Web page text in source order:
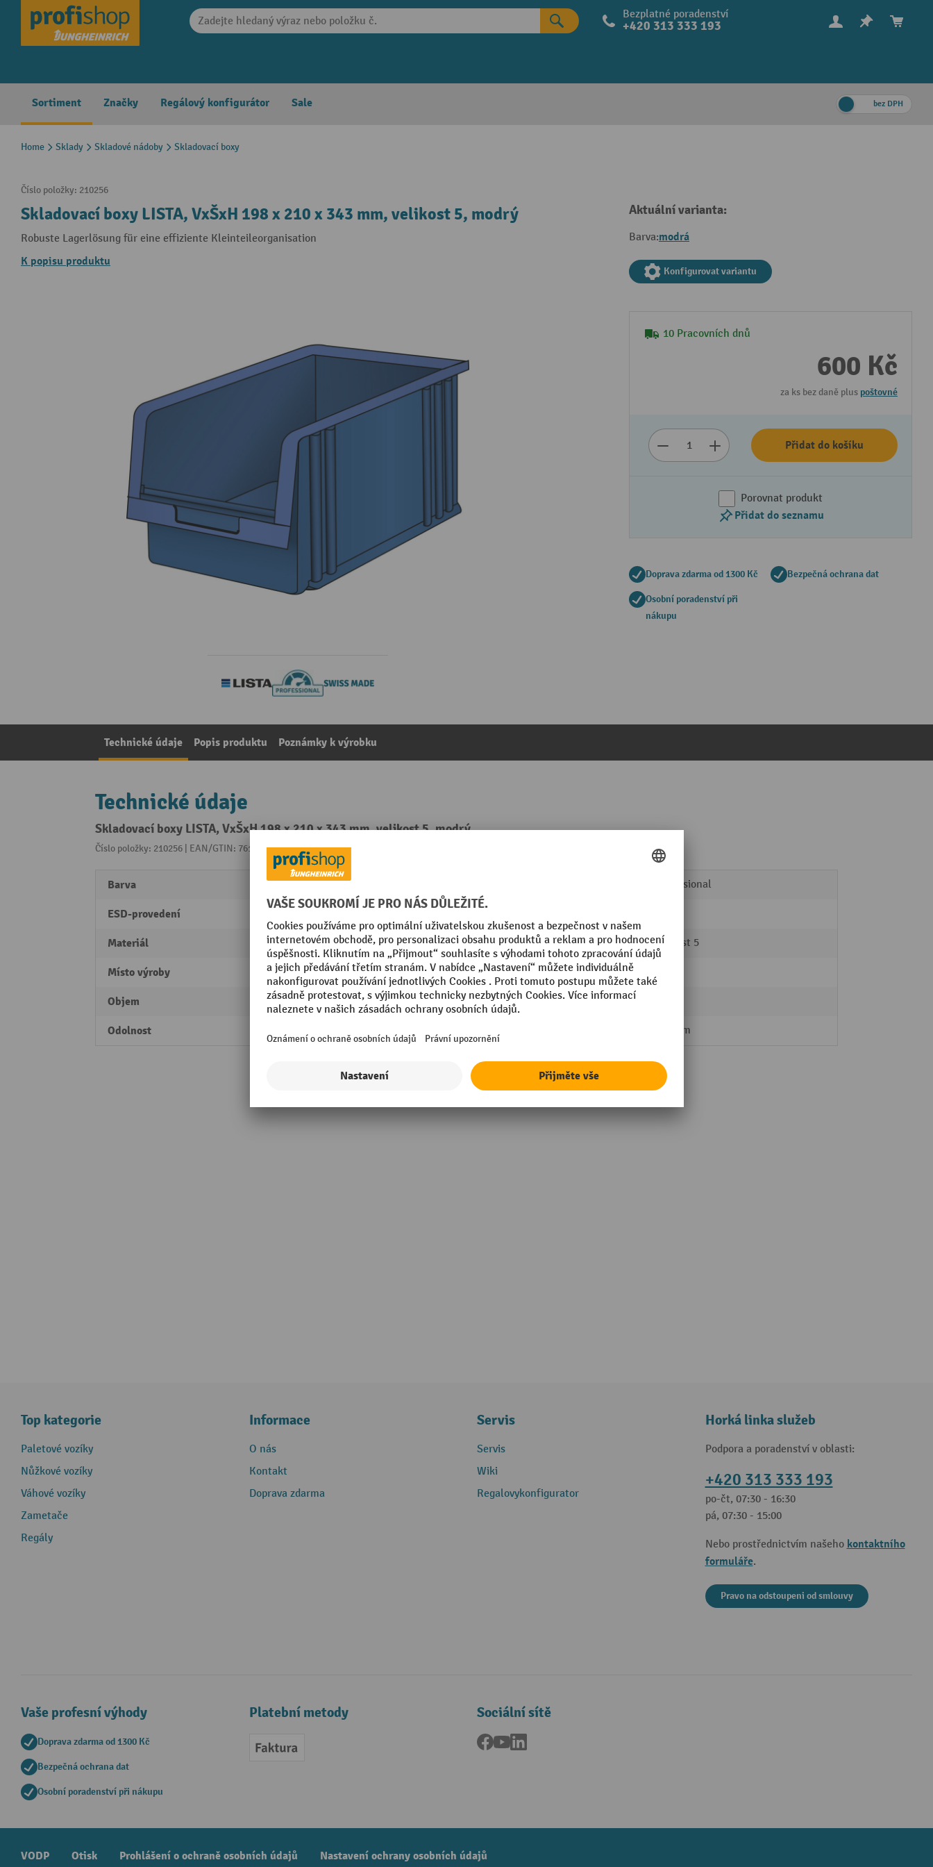
Skip to main navigation Bezplatné poradenství
+420 313 333 193
Sortiment Značky Regálový konfigurátor Sale bez DPH
Home Sklady Skladové nádoby Skladovací boxy
Číslo položky: 210256
Skladovací boxy LISTA, VxŠxH 198 x 210 x 343 mm, velikost 5, modrý
Robuste Lagerlösung für eine effiziente Kleinteileorganisation
K popisu produktu
Aktuální varianta:
Barva:modrá
Konfigurovat variantu
10 Pracovních dnů
600 Kč
za ks bez daně plus poštovné
Přidat do košíku
Porovnat produkt
Přidat do seznamu
Doprava zdarma od 1300 Kč Bezpečná ochrana dat
Osobní poradenství při
nákupu
Technické údaje Popis produktu Poznámky k výrobku
Technické údaje
Skladovací boxy LISTA, VxŠxH 198 x 210 x 343 mm, velikost 5, modrý
Číslo položky: 210256 | EAN/GTIN: 7612269058864Z kategorie:
Barva modrá
ESD-provedení
Materiál polypropylen (PP)
Místo výroby Swiss Made
Objem 10,4 l
Odolnost
Professional
Technické vlastnosti Velikost 5
Vhodné pro válečkové dopravníky
Vnitřní plochy hladké
Vnější rozměr délka 198 mm
Zobrazit všechny technické údaje
Top kategorie
Paletové vozíky
Nůžkové vozíky
Váhové vozíky
Zametače
Regály
Informace
O nás
Kontakt
Doprava zdarma
Servis
Servis
Wiki
Regalovykonfigurator
Horká linka služeb
Podpora a poradenství v oblasti:
+420 313 333 193
po-čt, 07:30 - 16:30
pá, 07:30 - 15:00
Nebo prostřednictvím našeho kontaktního
formuláře.
Pravo na odstoupeni od smlouvy
Vaše profesní výhody
Doprava zdarma od 1300 Kč
Bezpečná ochrana dat
Osobní poradenství při nákupu
Platební metody
Faktura
Sociální sítě
Facebook
YouTube
VODP Otisk Prohlášení o ochraně osobních údajů Nastavení ochrany osobních údajů